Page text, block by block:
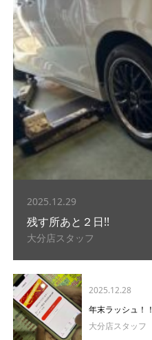
2025.12.29
残す所あと２日!!
大分店スタッフ
2025.12.28
年末ラッシュ！！
大分店スタッフ